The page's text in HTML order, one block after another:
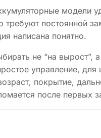
модели
требуют постоянной
написана понятно.
не “на вырост”,
управление,
покрытие,
после первых